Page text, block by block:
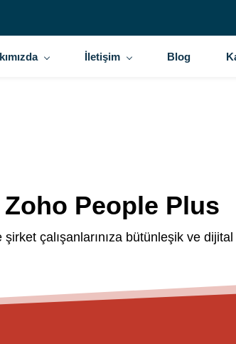
İletişim Blog
People Plus
çalışanlarınıza bütünleşik ve